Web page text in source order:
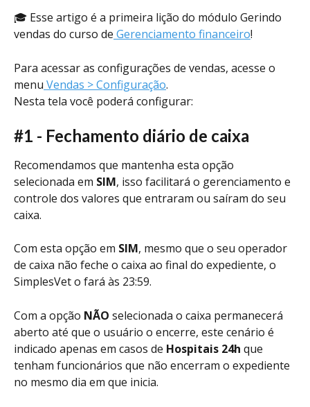
🎓 Esse artigo é a primeira lição do módulo Gerindo
vendas do curso de Gerenciamento financeiro!
Para acessar as configurações de vendas, acesse o
menu Vendas > Configuração.
Nesta tela você poderá configurar:
#1 - Fechamento diário de caixa
Recomendamos que mantenha esta opção
selecionada em SIM, isso facilitará o gerenciamento e
controle dos valores que entraram ou saíram do seu
caixa.
Com esta opção em SIM, mesmo que o seu operador
de caixa não feche o caixa ao final do expediente, o
SimplesVet o fará às 23:59.
Com a opção NÃO selecionada o caixa permanecerá
aberto até que o usuário o encerre, este cenário é
indicado apenas em casos de Hospitais 24h que
tenham funcionários que não encerram o expediente
no mesmo dia em que inicia.